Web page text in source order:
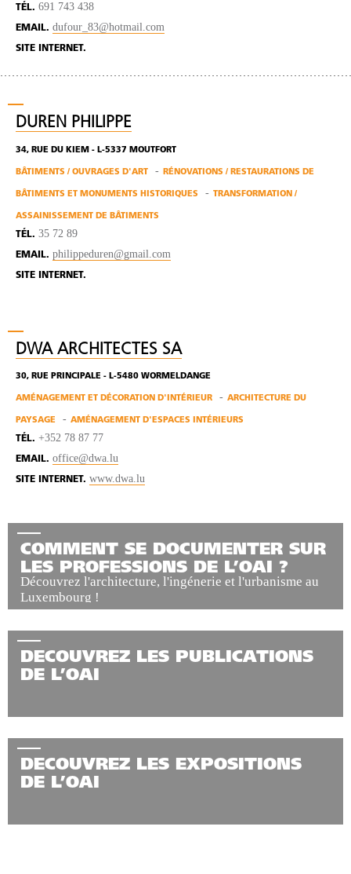
TÉL. 691 743 438
EMAIL. dufour_83@hotmail.com
SITE INTERNET.
DUREN PHILIPPE
34, RUE DU KIEM - L-5337 MOUTFORT
BÂTIMENTS / OUVRAGES D'ART RÉNOVATIONS / RESTAURATIONS DE
BÂTIMENTS ET MONUMENTS HISTORIQUES TRANSFORMATION /
ASSAINISSEMENT DE BÂTIMENTS
TÉL. 35 72 89
EMAIL. philippeduren@gmail.com
SITE INTERNET.
DWA ARCHITECTES SA
30, RUE PRINCIPALE - L-5480 WORMELDANGE
AMÉNAGEMENT ET DÉCORATION D'INTÉRIEUR ARCHITECTURE DU
PAYSAGE AMÉNAGEMENT D'ESPACES INTÉRIEURS
TÉL. +352 78 87 77
EMAIL. office@dwa.lu
SITE INTERNET. www.dwa.lu
COMMENT SE DOCUMENTER SUR
LES PROFESSIONS DE L’OAI ?
Découvrez l'architecture, l'ingénerie et l'urbanisme au
Luxembourg !
DECOUVREZ LES PUBLICATIONS
DE L’OAI
DECOUVREZ LES EXPOSITIONS
DE L’OAI